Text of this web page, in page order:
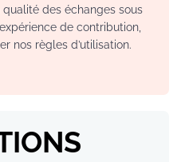
des échanges sous
de contribution,
nos règles d’utilisation.